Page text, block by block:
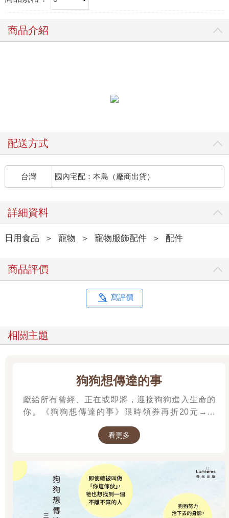
商品介紹
配送方式
台灣 國內宅配：本島（廠商出貨）
詳細資料
日用食品 ＞ 寵物 ＞ 寵物服飾配件 ＞ 配件
商品評價
寫評價
相關主題
狗狗想傳達的事
獻給所有曾經、正在或即將，迎接狗狗進入生命的
你。《狗狗想傳達的事》限時領券再折20元→→
看更多